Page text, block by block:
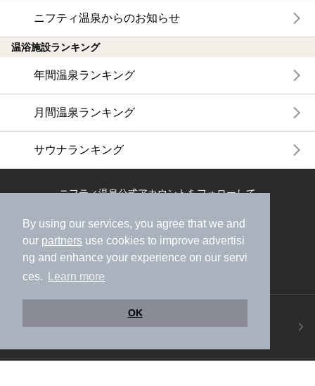
By using our services, you agree that we and
our partners use cookies to improve advertisi
ng and enhance your experience on our servi
ces.
Learn more
OK
今月の新着電子チケット・クーポン一覧
特集・ニュース
ニフティ温泉ニュース
体験レポート
口コミを見る
ニフティ温泉からのお知らせ
温浴施設ランキング
年間温泉ランキング
月間温泉ランキング
サウナランキング